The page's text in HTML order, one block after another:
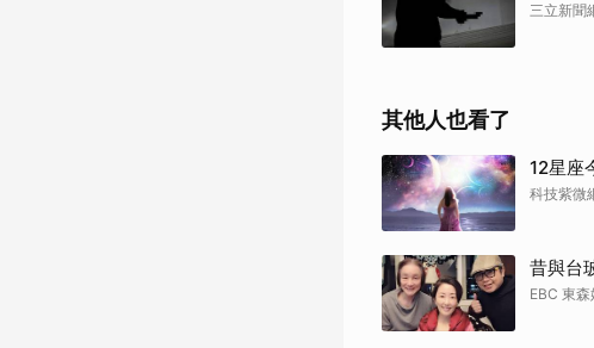
三立新聞
其他人也看了
12星座
科技紫微
昔與台
EBC 東森